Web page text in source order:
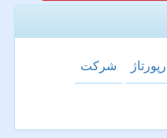
رپورتاژ شركت